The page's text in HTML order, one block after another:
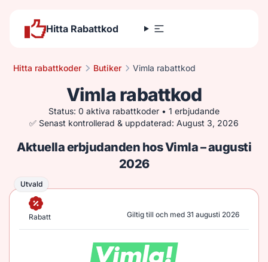
Hitta Rabattkod
Hitta rabattkoder Butiker Vimla rabattkod
Vimla rabattkod
Status: 0 aktiva rabattkoder • 1 erbjudande
✅ Senast kontrollerad & uppdaterad: August 3, 2026
Aktuella erbjudanden hos Vimla – augusti
2026
Utvald
Utvald
Rabatt Giltig till och med 31 augusti 2026